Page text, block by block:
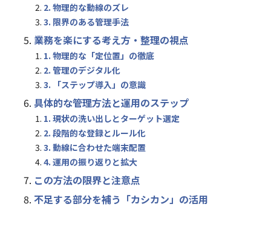
2. 物理的な動線のズレ
3. 限界のある管理手法
業務を楽にする考え方・整理の視点
1. 物理的な「定位置」の徹底
2. 管理のデジタル化
3. 「ステップ導入」の意識
具体的な管理方法と運用のステップ
1. 現状の洗い出しとターゲット選定
2. 段階的な登録とルール化
3. 動線に合わせた端末配置
4. 運用の振り返りと拡大
この方法の限界と注意点
不足する部分を補う「カシカン」の活用